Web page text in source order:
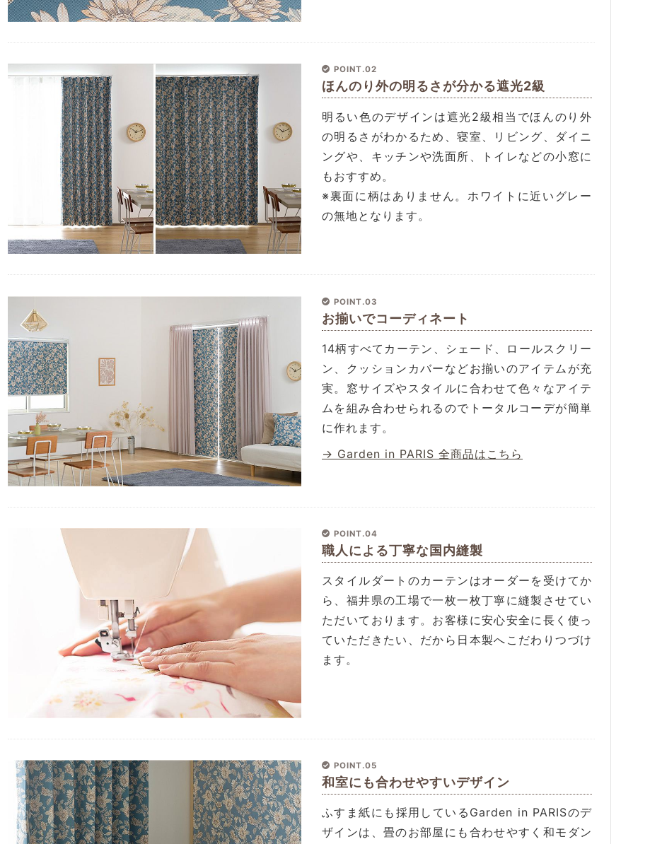
POINT.02
ほんのり外の明るさが分かる遮光2級
明るい色のデザインは遮光2級相当でほんのり外
の明るさがわかるため、寝室、リビング、ダイニ
ングや、キッチンや洗面所、トイレなどの小窓に
もおすすめ。
※裏面に柄はありません。ホワイトに近いグレー
の無地となります。
POINT.03
お揃いでコーディネート
14柄すべてカーテン、シェード、ロールスクリー
ン、クッションカバーなどお揃いのアイテムが充
実。窓サイズやスタイルに合わせて色々なアイテ
ムを組み合わせられるのでトータルコーデが簡単
に作れます。
→ Garden in PARIS 全商品はこちら
POINT.04
職人による丁寧な国内縫製
スタイルダートのカーテンはオーダーを受けてか
ら、福井県の工場で一枚一枚丁寧に縫製させてい
ただいております。お客様に安心安全に長く使っ
ていただきたい、だから日本製へこだわりつづけ
ます。
POINT.05
和室にも合わせやすいデザイン
ふすま紙にも採用しているGarden in PARISのデ
ザインは、畳のお部屋にも合わせやすく和モダン